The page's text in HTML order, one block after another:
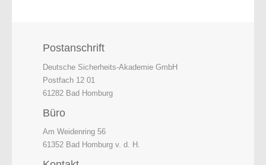
Postanschrift
Deutsche Sicherheits-Akademie GmbH
Postfach 12 01
61282 Bad Homburg
Büro
Am Weidenring 56
61352 Bad Homburg v. d. H.